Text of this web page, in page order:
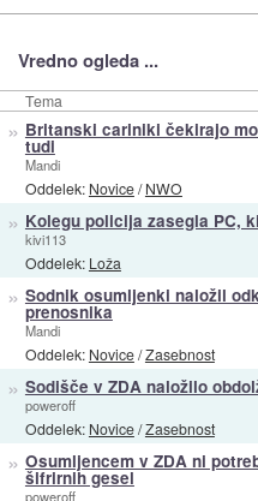
Vredno ogleda ...
Tema
» Britanski cariniki čekirajo
tudi
Mandi
Oddelek: Novice/NWO
» Kolegu policija zasegla PC,
kivi113
Oddelek: Loža
» Sodnik osumljenki naložil
prenosnika
Mandi
Oddelek: Novice/Zasebnost
» Sodišče v ZDA naložilo
poweroff
Oddelek: Novice/Zasebnost
» Osumljencem v ZDA ni
šifrirnih gesel
poweroff